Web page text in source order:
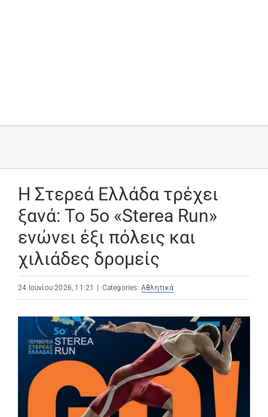
Η Στερεά Ελλάδα τρέχει
ξανά: Το 5ο «Sterea Run»
ενώνει έξι πόλεις και
χιλιάδες δρομείς
24 Ιουνίου 2026, 11:21 Categories:Αθλητικά